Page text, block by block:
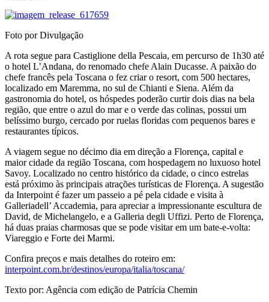
Foto por Divulgação
A rota segue para Castiglione della Pescaia, em percurso de 1h30 até
o hotel L’Andana, do renomado chefe Alain Ducasse. A paixão do
chefe francês pela Toscana o fez criar o resort, com 500 hectares,
localizado em Maremma, no sul de Chianti e Siena. Além da
gastronomia do hotel, os hóspedes poderão curtir dois dias na bela
região, que entre o azul do mar e o verde das colinas, possui um
belíssimo burgo, cercado por ruelas floridas com pequenos bares e
restaurantes típicos.
A viagem segue no décimo dia em direção a Florença, capital e
maior cidade da região Toscana, com hospedagem no luxuoso hotel
Savoy. Localizado no centro histórico da cidade, o cinco estrelas
está próximo às principais atrações turísticas de Florença. A sugestão
da Interpoint é fazer um passeio a pé pela cidade e visita à
Galleriadell’ Accademia, para apreciar a impressionante escultura de
David, de Michelangelo, e a Galleria degli Uffizi. Perto de Florença,
há duas praias charmosas que se pode visitar em um bate-e-volta:
Viareggio e Forte dei Marmi.
Confira preços e mais detalhes do roteiro em:
interpoint.com.br/destinos/europa/italia/toscana/
Texto por: Agência com edição de Patrícia Chemin